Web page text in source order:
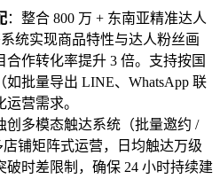
：整合 800 万 + 东南亚精准达人
统实现商品特性与达人粉丝画
作转化率提升 3 倍。支持按国
如批量导出 LINE、WhatsApp 联
营需求。
创多模态触达系统（批量邀约 /
铺矩阵式运营，日均触达万级
破时差限制，确保 24 小时持续建